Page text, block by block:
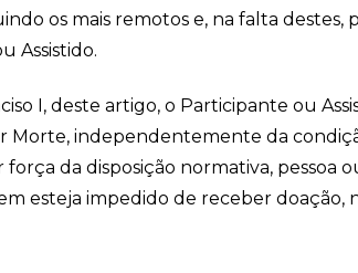
os mais remotos e, na falta destes,
Assistido.
I, deste artigo, o Participante ou
Morte, independentemente da
da disposição normativa, pessoa
esteja impedido de receber doação,